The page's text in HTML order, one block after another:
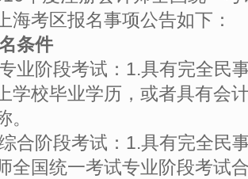
海考区报名事项公告如下：
条件
专业阶段考试：1.具有完全民
学校毕业学历，或者具有会
。
综合阶段考试：1.具有完全民
全国统一考试专业阶段考试